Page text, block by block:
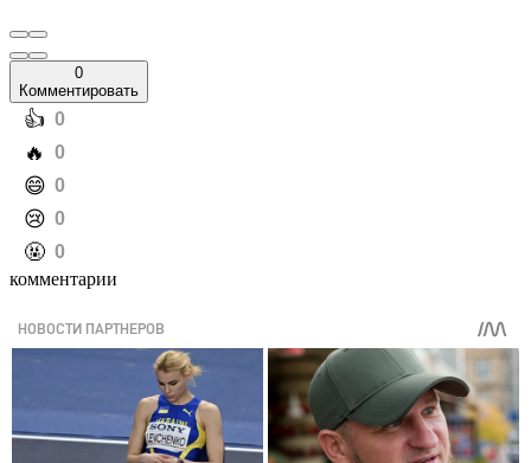
0
Комментировать
️👍 0
️🔥 0
️😄 0
️😢 0
️🤬 0
комментарии